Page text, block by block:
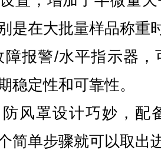
是在大批量样品称重
障报警/水平指示器
稳定性和可靠性。
风罩设计巧妙，配
简单步骤就可以取出